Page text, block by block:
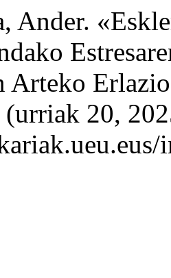
Ander.
Arteko
(urriak 20,